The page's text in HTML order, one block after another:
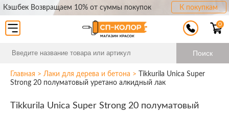
Кэшбек Возвращаем 10% от суммы покупок К покупкам
Поиск
0
Главная > Лаки для дерева и бетона >
Tikkurila Unica Super
Strong 20 полуматовый уретано алкидный лак
Tikkurila Unica Super Strong 20 полуматовый